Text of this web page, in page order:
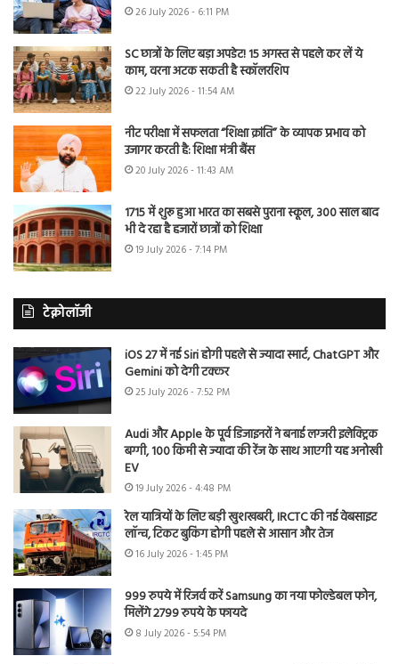
26 July 2026 - 6:11 PM
SC छात्रों के लिए बड़ा अपडेट! 15 अगस्त से पहले कर लें ये
काम, वरना अटक सकती है स्कॉलरशिप
22 July 2026 - 11:54 AM
नीट परीक्षा में सफलता “शिक्षा क्रांति” के व्यापक प्रभाव को
उजागर करती है: शिक्षा मंत्री बैंस
20 July 2026 - 11:43 AM
1715 में शुरू हुआ भारत का सबसे पुराना स्कूल, 300 साल बाद
भी दे रहा है हजारों छात्रों को शिक्षा
19 July 2026 - 7:14 PM
टेक्नोलॉजी
iOS 27 में नई Siri होगी पहले से ज्यादा स्मार्ट, ChatGPT और
Gemini को देगी टक्कर
25 July 2026 - 7:52 PM
Audi और Apple के पूर्व डिजाइनरों ने बनाई लग्जरी इलेक्ट्रिक
बग्गी, 100 किमी से ज्यादा की रेंज के साथ आएगी यह अनोखी
EV
19 July 2026 - 4:48 PM
रेल यात्रियों के लिए बड़ी खुशखबरी, IRCTC की नई वेबसाइट
लॉन्च, टिकट बुकिंग होगी पहले से आसान और तेज
16 July 2026 - 1:45 PM
999 रुपये में रिजर्व करें Samsung का नया फोल्डेबल फोन,
मिलेंगे 2799 रुपये के फायदे
8 July 2026 - 5:54 PM